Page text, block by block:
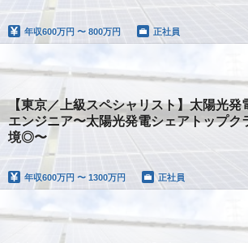
年収600万円 〜 800万円 正社員
【東京／上級スペシャリスト】太陽光
エンジニア〜太陽光発電シェアトップク
境◎〜
年収600万円 〜 1300万円 正社員